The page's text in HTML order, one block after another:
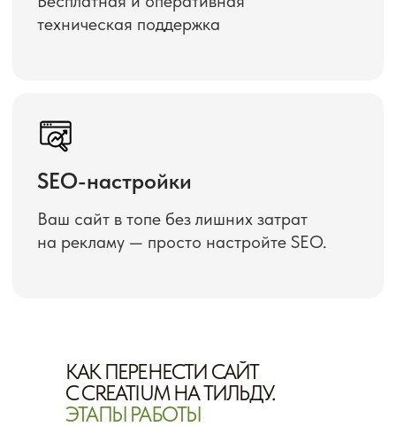
КАК ПЕРЕНЕСТИ САЙТ
C CREATIUM НА ТИЛЬДУ.
ЭТАПЫ РАБОТЫ